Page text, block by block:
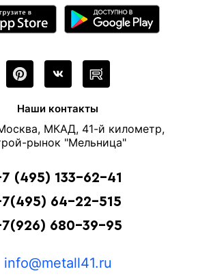
Наши контакты
МКАД, 41-й километр,
рынок "Мельница"
(495) 133-62-41
64-22-515
680-39-95
info@metall41.ru